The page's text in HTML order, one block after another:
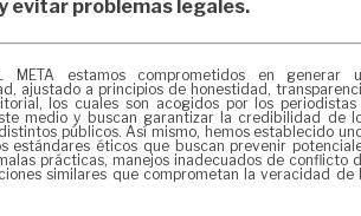
evitar problemas legales.
META estamos comprometidos en generar
ajustado a principios de honestidad,
los cuales son acogidos por los periodistas
medio y buscan garantizar la credibilidad de
públicos. Así mismo, hemos establecido
estándares éticos que buscan prevenir
prácticas, manejos inadecuados de conflicto
similares que comprometan la veracidad de